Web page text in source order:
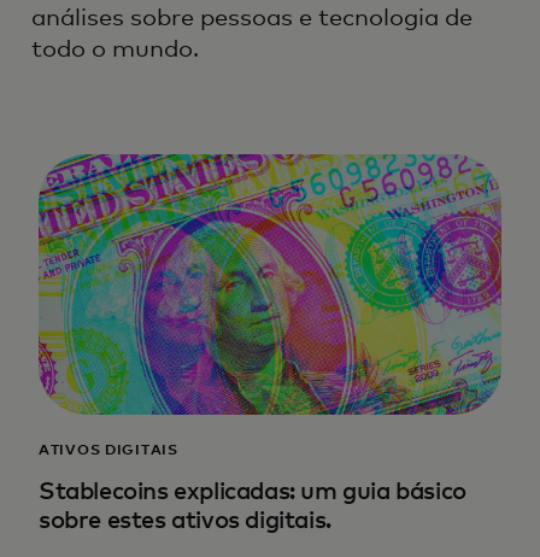
análises sobre pessoas e tecnologia de
todo o mundo.
ATIVOS DIGITAIS
Stablecoins explicadas: um guia básico
sobre estes ativos digitais.